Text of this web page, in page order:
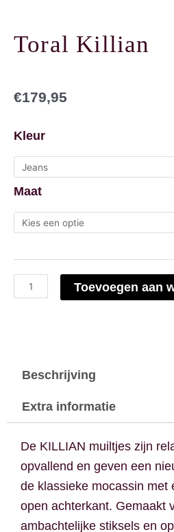
Toral Killian
€179,95
Kleur
Maat
Toral
aantal
Toevoegen aan
Beschrijving
Extra informatie
De KILLIAN muiltjes zijn
opvallend en geven een
de klassieke mocassin met
open achterkant. Gemaakt
ambachtelijke stiksels en